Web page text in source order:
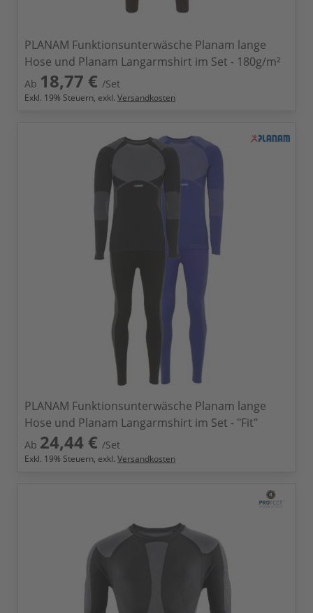
PLANAM Funktionsunterwäsche Planam lange
Hose und Planam Langarmshirt im Set - 180g/m²
Ab 18,77 € /Set
Exkl. 19% Steuern, exkl. Versandkosten
PLANAM Funktionsunterwäsche Planam lange
Hose und Planam Langarmshirt im Set - "Fit"
Ab 24,44 € /Set
Exkl. 19% Steuern, exkl. Versandkosten